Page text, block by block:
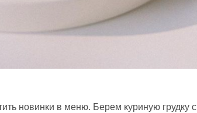
новинки в меню. Берем куриную грудку с